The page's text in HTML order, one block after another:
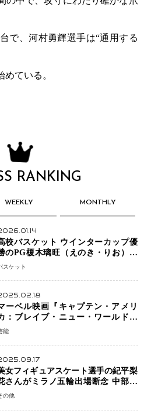
で、河村勇輝選手は“通用する
ている。
RANKING
WEEKLY MONTHLY
校バスケット ウインターカップ優
のPG榎木璃旺（えのき・りお）が
プロの現場へ―。
スケット
ーベル映画『キャプテン・アメリ
：ブレイブ・ニュー・ワールド』
ブラック・ウィドウ役のシラ・ハー
能
女フィギュアスケート選手の紀平梨
さんがミラノ五輪出場断念 中部選
権欠場を発表「安全最優先の判断」
の他